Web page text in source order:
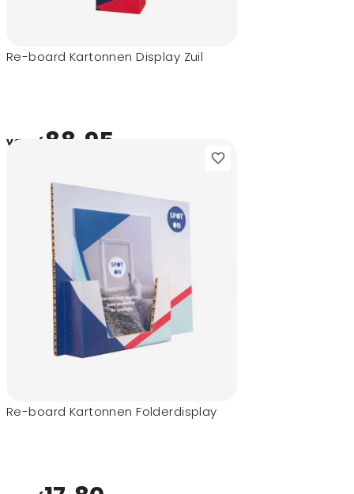
Re-board Kartonnen Display Zuil
vanaf 88,95
Re-board Kartonnen Folderdisplay